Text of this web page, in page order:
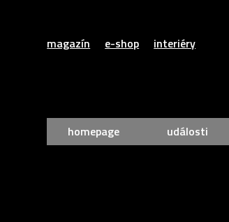
magazín e-shop interiéry
homepage události